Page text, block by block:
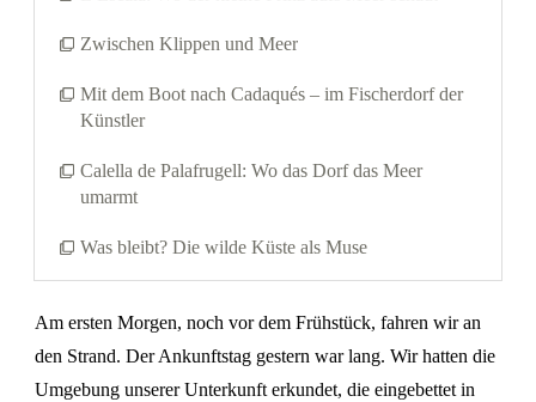
Zwischen Klippen und Meer
Mit dem Boot nach Cadaqués – im Fischerdorf der
Künstler
Calella de Palafrugell: Wo das Dorf das Meer
umarmt
Was bleibt? Die wilde Küste als Muse
Am ersten Morgen, noch vor dem Frühstück, fahren wir an
den Strand. Der Ankunftstag gestern war lang. Wir hatten die
Umgebung unserer Unterkunft erkundet, die eingebettet in